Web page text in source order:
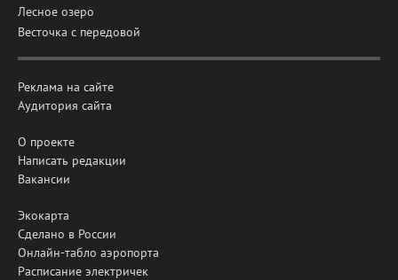
Лесное озеро
Весточка с передовой
Реклама на сайте
Аудитория сайта
О проекте
Написать редакции
Вакансии
Экокарта
Сделано в России
Онлайн-табло аэропорта
Расписание электричек